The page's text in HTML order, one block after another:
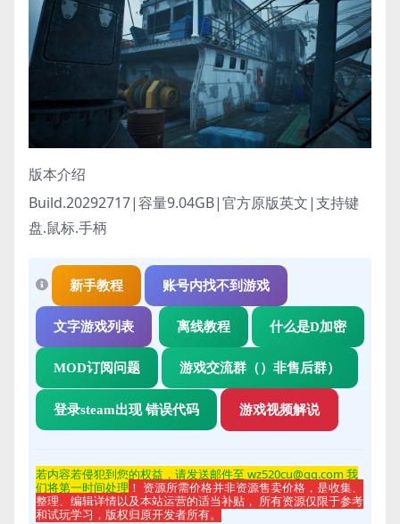
版本介绍
Build.20292717|容量9.04GB|官方原版英文|支持键
盘.鼠标.手柄
新手教程 账号内找不到游戏
文字游戏列表 离线教程 什么是D加密
MOD订阅问题 游戏交流群（）非售后群）
登录steam出现 错误代码 游戏视频解说
若内容若侵犯到您的权益，请发送邮件至 wz520cu@qq.com 我
们将第一时间处理 ！ 资源所需价格并非资源售卖价格，是收集、
整理、编辑详情以及本站运营的适当补贴， 所有资源仅限于参考
和试玩学习，版权归原开发者所有。